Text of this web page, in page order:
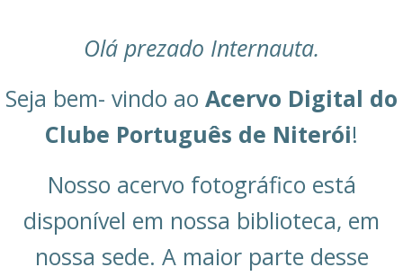
Olá prezado Internauta.
Seja bem- vindo ao Acervo Digital do
Clube Português de Niterói!
Nosso acervo fotográfico está
disponível em nossa biblioteca, em
nossa sede. A maior parte desse